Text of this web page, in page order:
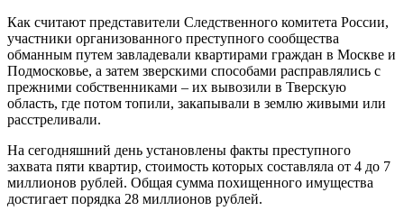
Как считают представители Следственного комитета России,
участники организованного преступного сообщества
обманным путем завладевали квартирами граждан в Москве и
Подмосковье, а затем зверскими способами расправлялись с
прежними собственниками – их вывозили в Тверскую
область, где потом топили, закапывали в землю живыми или
расстреливали.
На сегодняшний день установлены факты преступного
захвата пяти квартир, стоимость которых составляла от 4 до 7
миллионов рублей. Общая сумма похищенного имущества
достигает порядка 28 миллионов рублей.